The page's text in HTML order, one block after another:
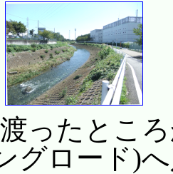
ったとこ
グロード)